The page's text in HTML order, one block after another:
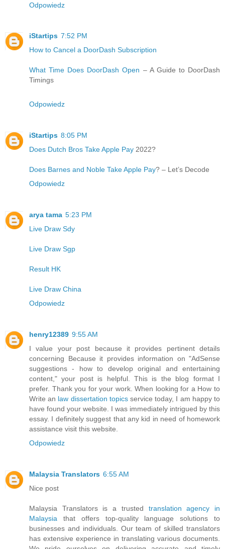
Odpowiedz
iStartips 7:52 PM
How to Cancel a DoorDash Subscription
What Time Does DoorDash Open – A Guide to DoorDash
Timings
Odpowiedz
iStartips 8:05 PM
Does Dutch Bros Take Apple Pay 2022?
Does Barnes and Noble Take Apple Pay? – Let’s Decode
Odpowiedz
arya tama 5:23 PM
Live Draw Sdy
Live Draw Sgp
Result HK
Live Draw China
Odpowiedz
henry12389 9:55 AM
I value your post because it provides pertinent details
concerning Because it provides information on "AdSense
suggestions - how to develop original and entertaining
content," your post is helpful. This is the blog format I
prefer. Thank you for your work. When looking for a How to
Write an law dissertation topicsservice today, I am happy to
have found your website. I was immediately intrigued by this
essay. I definitely suggest that any kid in need of homework
assistance visit this website.
Odpowiedz
Malaysia Translators 6:55 AM
Nice post
Malaysia Translators is a trusted translation agency in
Malaysia that offers top-quality language solutions to
businesses and individuals. Our team of skilled translators
has extensive experience in translating various documents.